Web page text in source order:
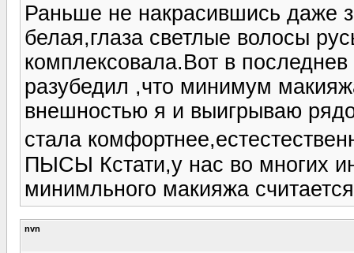
Раньше не накрасившись даже
белая,глаза светлые волосы
комплексовала.Вот в
разубедил ,что минимум
внешностью я и выигрываю
стала
ПЫСЫ Кстати,у нас во многих
минимльного макияжа
nvn